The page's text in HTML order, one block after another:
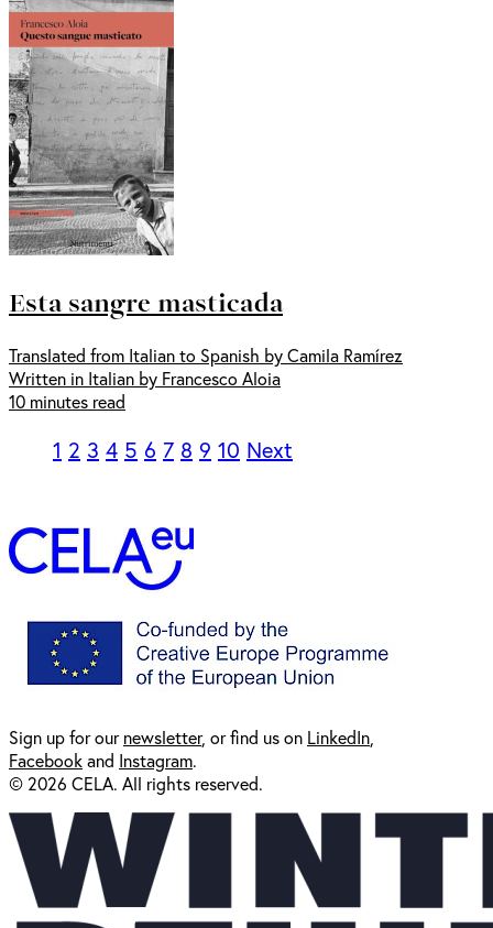
Esta sangre masticada
Translated from Italian to Spanish by Camila Ramírez
Written in Italian by Francesco Aloia
10 minutes read
1 2 3 4 5 6 7 8 9 10 Next
Sign up for ournewsletter, or find us on LinkedIn
Facebookand Instagram.
© 2026 CELA. All rights reserved.